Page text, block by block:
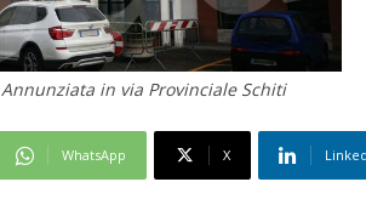
in via Provinciale Schiti
WhatsApp X